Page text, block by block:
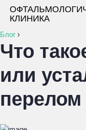
КЛИНИКА
Блог ›
Что
или
перелом